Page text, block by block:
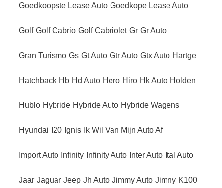
Goedkoopste Lease Auto Goedkope Lease Auto
Golf Golf Cabrio Golf Cabriolet Gr Gr Auto
Gran Turismo Gs Gt Auto Gtr Auto Gtx Auto Hartge
Hatchback Hb Hd Auto Hero Hiro Hk Auto Holden
Hublo Hybride Hybride Auto Hybride Wagens
Hyundai I20 Ignis Ik Wil Van Mijn Auto Af
Import Auto Infinity Infinity Auto Inter Auto Ital Auto
Jaar Jaguar Jeep Jh Auto Jimmy Auto Jimny K100